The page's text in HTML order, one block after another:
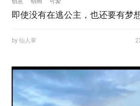
即使没有在逃公主，也还要有梦
by 仙人掌